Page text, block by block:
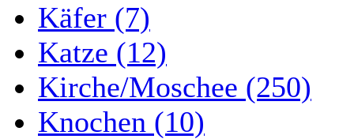
Käfer (7)
Katze (12)
Kirche/Moschee (250)
Knochen (10)